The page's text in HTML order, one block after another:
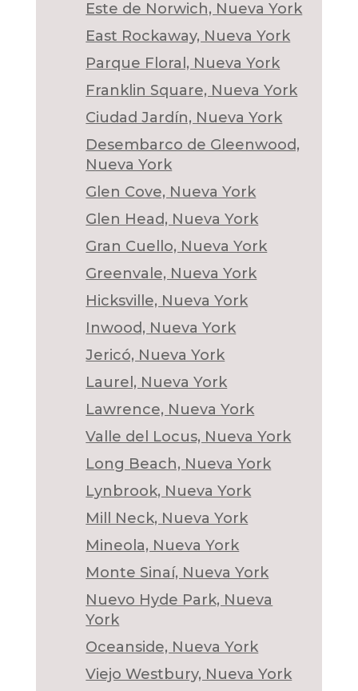
Este de Norwich, Nueva York
East Rockaway, Nueva York
Parque Floral, Nueva York
Franklin Square, Nueva York
Ciudad Jardín, Nueva York
Desembarco de Gleenwood,
Nueva York
Glen Cove, Nueva York
Glen Head, Nueva York
Gran Cuello, Nueva York
Greenvale, Nueva York
Hicksville, Nueva York
Inwood, Nueva York
Jericó, Nueva York
Laurel, Nueva York
Lawrence, Nueva York
Valle del Locus, Nueva York
Long Beach, Nueva York
Lynbrook, Nueva York
Mill Neck, Nueva York
Mineola, Nueva York
Monte Sinaí, Nueva York
Nuevo Hyde Park, Nueva
York
Oceanside, Nueva York
Viejo Westbury, Nueva York